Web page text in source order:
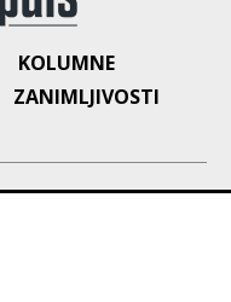
KOLUMNE
ZANIMLJIVOSTI